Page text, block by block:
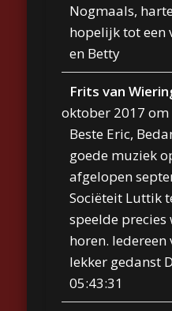
Nogmaals,
hopelijk tot een
en Betty
Frits van
oktober 2017 om
Beste Eric,
goede muziek
afgelopen
Sociëteit Luttik
speelde
horen.
lekker gedanst
05:43:31